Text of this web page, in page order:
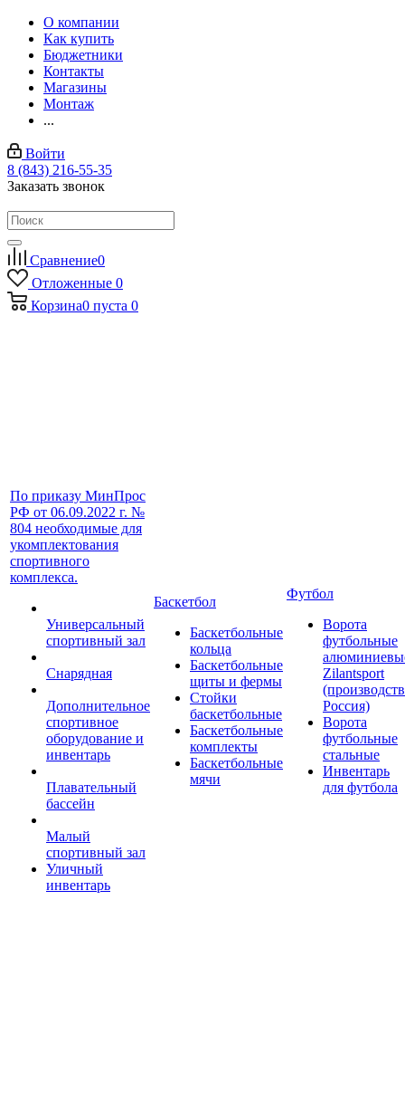
О компании
Как купить
Бюджетники
Контакты
Магазины
Монтаж
...
Войти
8 (843) 216-55-35
Заказать звонок
Сравнение0
Отложенные 0
Корзина0 пуста 0
По приказу МинПрос
РФ от 06.09.2022 г. №
804 необходимые для
укомплектования
спортивного
комплекса.
Универсальный
спортивный зал
Снарядная
Дополнительное
спортивное
оборудование и
инвентарь
Плавательный
бассейн
Малый
спортивный зал
Уличный
инвентарь
Баскетбол
Баскетбольные
кольца
Баскетбольные
щиты и фермы
Стойки
баскетбольные
Баскетбольные
комплекты
Баскетбольные
мячи
Футбол
Ворота
футбольные
Zilantsport
Россия)
Ворота
футбольные
стальные
Инвентарь
для футбола